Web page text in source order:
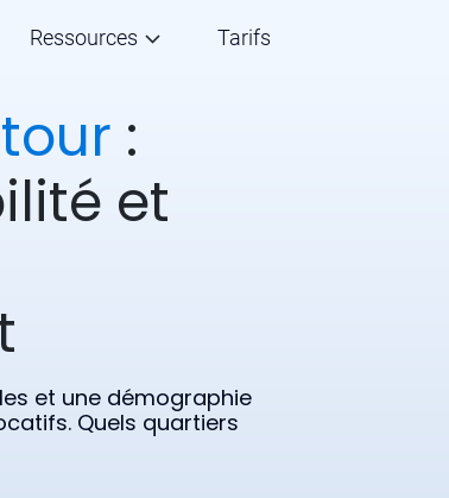
Ressources Tarifs
:
et
et une démographie
Quels quartiers